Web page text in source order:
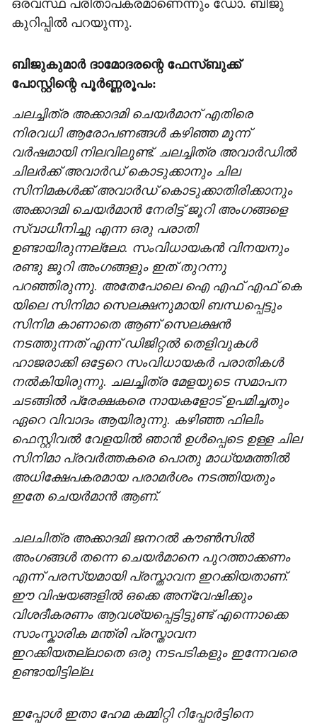
ഒരവസ്ഥ പരിതാപകരമാണെന്നും ഡോ. ബിജു
കുറിപ്പിൽ പറയുന്നു.
ബിജുകുമാർ ദാമോദരന്റെ ഫേസ്ബുക്ക്
പോസ്റ്റിന്റെ പൂർണ്ണരൂപം:
ചലച്ചിത്ര അക്കാദമി ചെയർമാന് എതിരെ
നിരവധി ആരോപണങ്ങൾ കഴിഞ്ഞ മൂന്ന്
വർഷമായി നിലവിലുണ്ട്. ചലച്ചിത്ര അവാർഡിൽ
ചിലർക്ക് അവാർഡ് കൊടുക്കാനും ചില
സിനിമകൾക്ക് അവാർഡ് കൊടുക്കാതിരിക്കാനും
അക്കാദമി ചെയർമാൻ നേരിട്ട് ജൂറി അംഗങ്ങളെ
സ്വാധീനിച്ചു എന്ന ഒരു പരാതി
ഉണ്ടായിരുന്നല്ലോ. സംവിധായകൻ വിനയനും
രണ്ടു ജൂറി അംഗങ്ങളും ഇത് തുറന്നു
പറഞ്ഞിരുന്നു. അതേപോലെ ഐ എഫ് എഫ് കെ
യിലെ സിനിമാ സെലക്ഷനുമായി ബന്ധപ്പെട്ടും
സിനിമ കാണാതെ ആണ് സെലക്ഷൻ
നടത്തുന്നത് എന്ന് ഡിജിറ്റൽ തെളിവുകൾ
ഹാജരാക്കി ഒട്ടേറെ സംവിധായകർ പരാതികൾ
നൽകിയിരുന്നു. ചലച്ചിത്ര മേളയുടെ സമാപന
ചടങ്ങിൽ പ്രേക്ഷകരെ നായകളോട് ഉപമിച്ചതും
ഏറെ വിവാദം ആയിരുന്നു. കഴിഞ്ഞ ഫിലിം
ഫെസ്റ്റിവൽ വേളയിൽ ഞാൻ ഉൾപ്പെടെ ഉള്ള ചില
സിനിമാ പ്രവർത്തകരെ പൊതു മാധ്യമത്തിൽ
അധിക്ഷേപകരമായ പരാമർശം നടത്തിയതും
ഇതേ ചെയർമാൻ ആണ്.
ചലചിത്ര അക്കാദമി ജനറൽ കൗൺസിൽ
അംഗങ്ങൾ തന്നെ ചെയർമാനെ പുറത്താക്കണം
എന്ന് പരസ്യമായി പ്രസ്താവന ഇറക്കിയതാണ്.
ഈ വിഷയങ്ങളിൽ ഒക്കെ അന്വേഷിക്കും
വിശദീകരണം ആവശ്യപ്പെട്ടിട്ടുണ്ട് എന്നൊക്കെ
സാംസ്കാരിക മന്ത്രി പ്രസ്താവന
ഇറക്കിയതല്ലാതെ ഒരു നടപടികളും ഇന്നേവരെ
ഉണ്ടായിട്ടില്ല.
ഇപ്പോൾ ഇതാ ഹേമ കമ്മിറ്റി റിപ്പോർട്ടിനെ